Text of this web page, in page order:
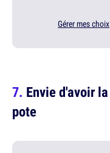
Gérer mes choix
Envie d'avoir
pote